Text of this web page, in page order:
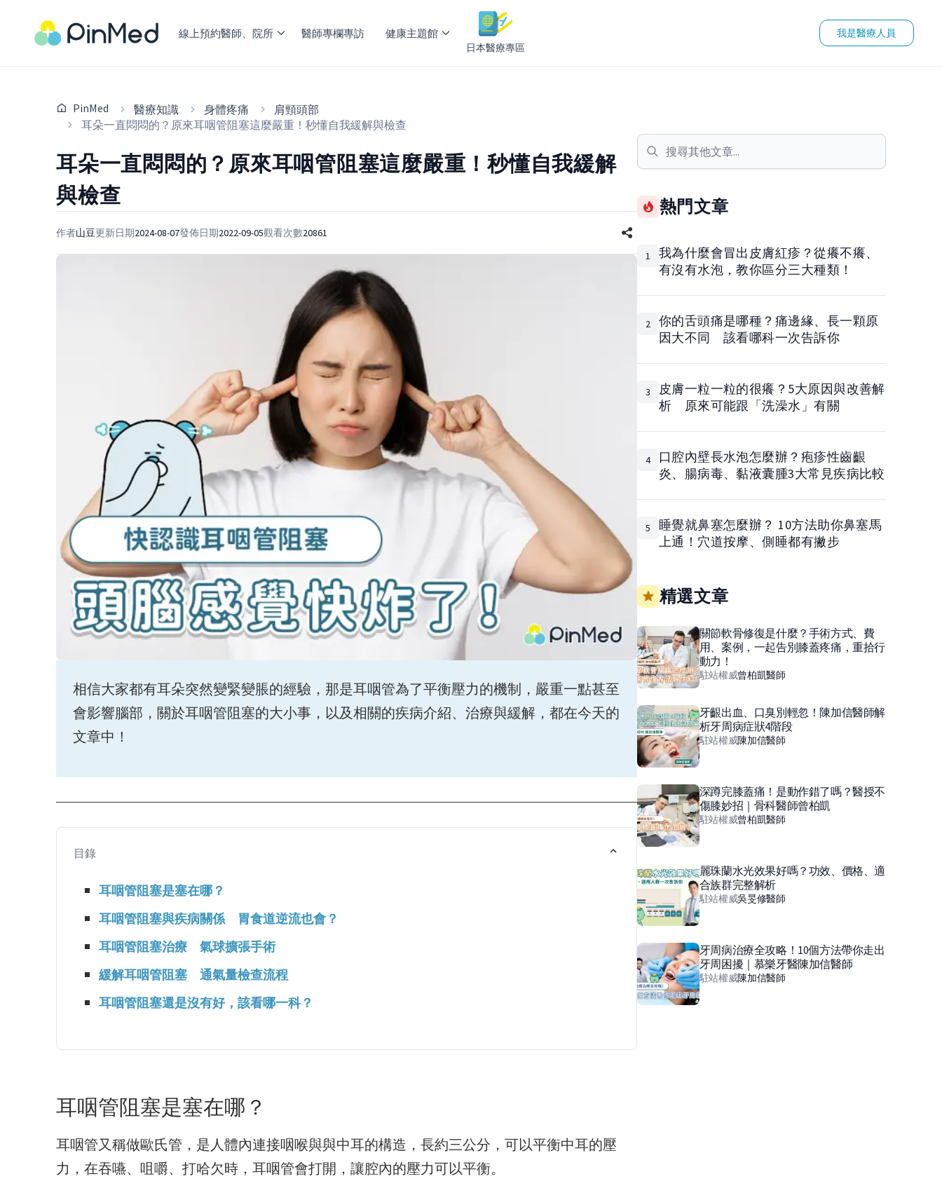
線上預約醫師、院所 醫師專欄專訪 健康主題館
日本醫療專區
我是醫療人員
PinMed 醫療知識 身體疼痛
肩頸頭部
耳朵一直悶悶的？原來耳咽管阻塞這麼嚴重！秒懂自我緩解與檢查
耳朵一直悶悶的？原來耳咽管阻塞這麼嚴重！秒懂自我緩解
與檢查
作者山豆更新日期2024-08-07發佈日期2022-09-05觀看次數20861
相信大家都有耳朵突然變緊變脹的經驗，那是耳咽管為了平衡壓力的機制，嚴重一點甚至
會影響腦部，關於耳咽管阻塞的大小事，以及相關的疾病介紹、治療與緩解，都在今天的
文章中！
目錄
耳咽管阻塞是塞在哪？
耳咽管阻塞與疾病關係 胃食道逆流也會？
耳咽管阻塞治療 氣球擴張手術
緩解耳咽管阻塞 通氣量檢查流程
耳咽管阻塞還是沒有好，該看哪一科？
耳咽管阻塞是塞在哪？
耳咽管又稱做歐氏管，是人體內連接咽喉與與中耳的構造，長約三公分，可以平衡中耳的壓
力，在吞嚥、咀嚼、打哈欠時，耳咽管會打開，讓腔內的壓力可以平衡。
熱門文章
1
我為什麼會冒出皮膚紅疹？從癢不癢、
有沒有水泡，教你區分三大種類！
2
你的舌頭痛是哪種？痛邊緣、長一顆原
因大不同 該看哪科一次告訴你
3
皮膚一粒一粒的很癢？5大原因與改善解
析 原來可能跟「洗澡水」有關
4
口腔內壁長水泡怎麼辦？疱疹性齒齦
炎、腸病毒、黏液囊腫3大常見疾病比較
5
睡覺就鼻塞怎麼辦？ 10方法助你鼻塞馬
上通！穴道按摩、側睡都有撇步
精選文章
關節軟骨修復是什麼？手術方式、費
用、案例，一起告別膝蓋疼痛，重拾行
動力！
駐站權威曾柏凱醫師
牙齦出血、口臭別輕忽！陳加信醫師解
析牙周病症狀4階段
駐站權威陳加信醫師
深蹲完膝蓋痛！是動作錯了嗎？醫授不
傷膝妙招｜骨科醫師曾柏凱
駐站權威曾柏凱醫師
麗珠蘭水光效果好嗎？功效、價格、適
合族群完整解析
駐站權威吳旻修醫師
牙周病治療全攻略！10個方法帶你走出
牙周困擾｜慕樂牙醫陳加信醫師
駐站權威陳加信醫師